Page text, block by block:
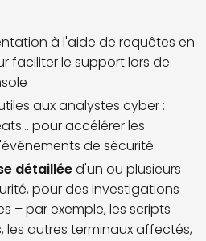
à l'aide de requêtes en
faciliter le support lors de
aux analystes cyber :
pour accélérer les
de sécurité
détailléed'un ou plusieurs
pour des investigations
– par exemple, les scripts
les autres terminaux affectés,